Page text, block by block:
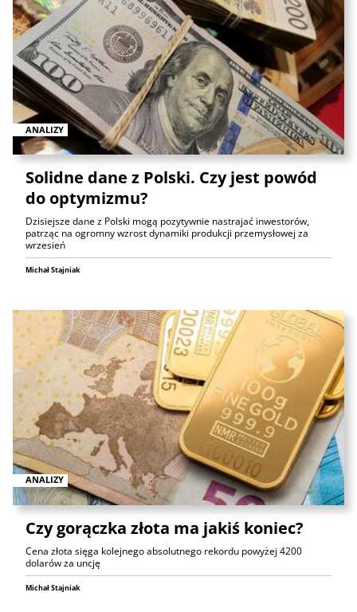
ANALIZY
Solidne dane z Polski. Czy jest powód
do optymizmu?
Dzisiejsze dane z Polski mogą pozytywnie nastrajać inwestorów,
patrząc na ogromny wzrost dynamiki produkcji przemysłowej za
wrzesień
Michał Stajniak
ANALIZY
Czy gorączka złota ma jakiś koniec?
Cena złota sięga kolejnego absolutnego rekordu powyżej 4200
dolarów za uncję
Michał Stajniak